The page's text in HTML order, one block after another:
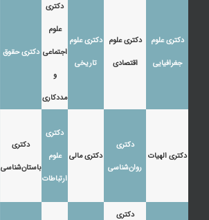
دکتری علوم
جغرافیایی
دکتری علوم
اقتصادی
دکتری علوم
تاریخی
دکتری
علوم
اجتماعی
و
مددکاری
دکتری حقوق
دکتری الهیات
دکتری
روان‌شناسی
دکتری مالی
دکتری
علوم
ارتباطات
دکتری
باستان‌شناسی
دکتری